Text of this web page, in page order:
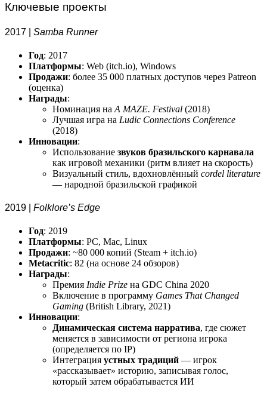
Ключевые проекты
2017 | Samba Runner
Год: 2017
Платформы: Web (itch.io), Windows
Продажи: более 35 000 платных доступов через Patreon
(оценка)
Награды:
Номинация на A MAZE. Festival (2018)
Лучшая игра на Ludic Connections Conference
(2018)
Инновации:
Использование звуков бразильского карнавала
как игровой механики (ритм влияет на скорость)
Визуальный стиль, вдохновлённый cordel literature
— народной бразильской графикой
2019 | Folklore’s Edge
Год: 2019
Платформы: PC, Mac, Linux
Продажи: ~80 000 копий (Steam + itch.io)
Metacritic: 82 (на основе 24 обзоров)
Награды:
Премия Indie Prize на GDC China 2020
Включение в программу Games That Changed
Gaming (British Library, 2021)
Инновации:
Динамическая система нарратива, где сюжет
меняется в зависимости от региона игрока
(определяется по IP)
Интеграция устных традиций — игрок
«рассказывает» историю, записывая голос,
который затем обрабатывается ИИ